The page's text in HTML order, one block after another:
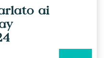
ai